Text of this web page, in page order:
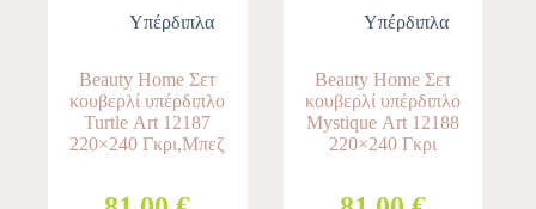
Yπέρδιπλα
Beauty Home Σετ
κουβερλί υπέρδιπλο
Turtle Αrt 12187
220×240 Γκρι,Μπεζ
Yπέρδιπλα
Beauty Home Σετ
κουβερλί υπέρδιπλο
Mystique Αrt 12188
220×240 Γκρι